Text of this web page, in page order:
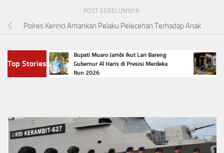
POST SEBELUMNYA
Polres Kerinci Amankan Pelaku Pelecehan Terhadap Anak
Top Stories
Bupati Muaro Jambi Ikut Lari Bareng
Gubernur Al Haris di Presisi Merdeka
Run 2026
Naik
Ribu